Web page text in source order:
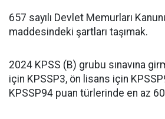
657 sayılı Devlet Memurları
maddesindeki şartları taşımak.
2024 KPSS (B) grubu sınavına
için KPSSP3, ön lisans için
KPSSP94 puan türlerinde en az